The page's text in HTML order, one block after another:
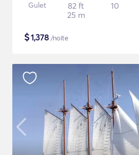
Gulet
82 ft
25 m
10
$1,378 /noite